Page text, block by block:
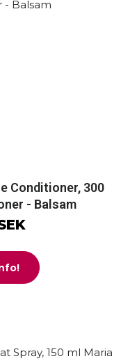
Conditioner, 300
- Balsam